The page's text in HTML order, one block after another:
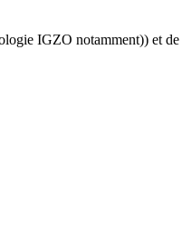
IGZO notamment)) et